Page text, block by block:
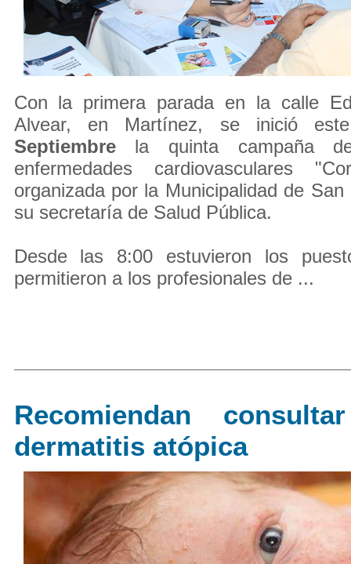
Con la primera parada en la calle
Alvear, en Martínez, se inició
Septiembrela quinta campaña
enfermedades cardiovasculares
organizada por la Municipalidad de
su secretaría de Salud Pública.
Desde las 8:00 estuvieron los
permitieron a los profesionales de ...
Recomiendan
dermatitis atópica